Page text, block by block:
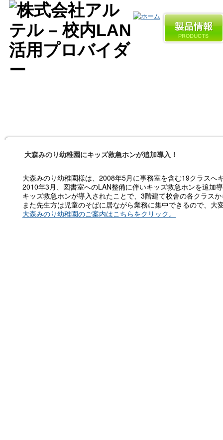
大森みのり幼稚園にキッズ救急ホンが追加導入！
大森みのり幼稚園様は、2008年5月に事務室を含む19クラスへ
2010年3月、図書室へのLAN整備に伴いキッズ救急ホンを追加
キッズ救急ホンが導入されたことで、3階建て校舎の各クラス
また先生方は児童のそばに居ながら業務に集中できるので、大
大森みのり幼稚園のご案内はこちらをクリック。